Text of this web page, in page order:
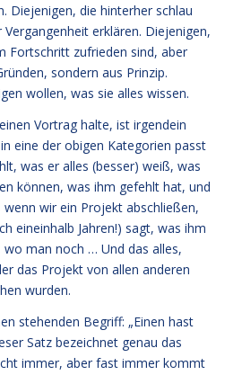
Diejenigen, die hinterher schlau
erklären. Diejenigen,
Fortschritt zufrieden sind, aber
sondern aus Prinzip.
wollen, was sie alles wissen.
Vortrag halte, ist irgendein
eine der obigen Kategorien passt
was er alles (besser) weiß, was
können, was ihm gefehlt hat, und
wir ein Projekt abschließen,
eineinhalb Jahren!) sagt, was ihm
man noch … Und das alles,
das Projekt von allen anderen
wurden.
stehenden Begriff: „Einen hast
Satz bezeichnet genau das
immer, aber fast immer kommt